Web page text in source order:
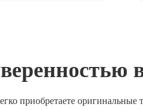
приобретаете